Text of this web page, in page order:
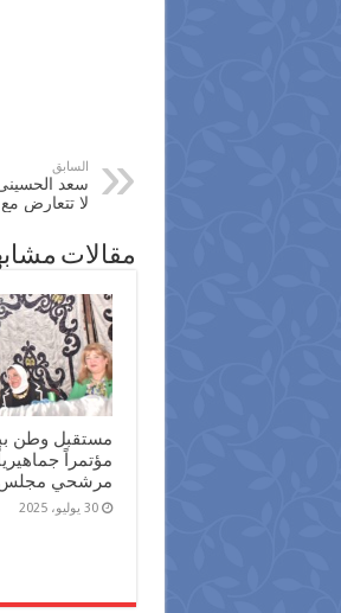
السابق
سعد
لا تتعارض
مقالات
مستقبل وطن
مؤتمراً
مرشحي مجلس
30 يوليو، 2025